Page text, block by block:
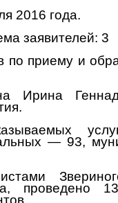
2016 года.
заявителей: 3
по приему и
Ирина
— 93,
проведено